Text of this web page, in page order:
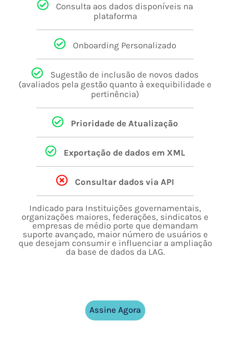
Consulta aos dados disponíveis na
plataforma
Onboarding Personalizado
Sugestão de inclusão de novos dados
(avaliados pela gestão quanto à exequibilidade e
pertinência)
Prioridade de Atualização
Exportação de dados em XML
Consultar dados via API
Indicado para Instituições governamentais,
organizações maiores, federações, sindicatos e
empresas de médio porte que demandam
suporte avançado, maior número de usuários e
que desejam consumir e influenciar a ampliação
da base de dados da LAG.
Assine Agora